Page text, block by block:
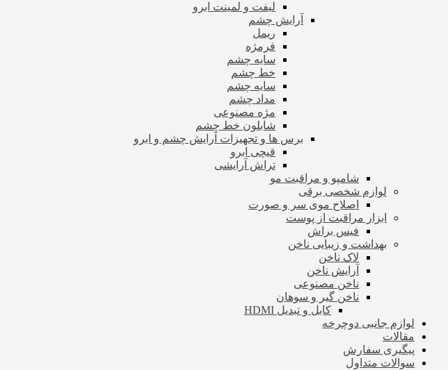
لیفت و لمینت ابرو
آرایش چشم
ریمل
فرمژه
سایه چشم
خط چشم
سایه چشم
مداد چشم
مژه مصنوعی
شابلون خط چشم
برس ها و تجهیزات آرایش چشم و ابرو
قیچی ابرو
تراش آرایشی
شامپو و مراقبت مو
لوازم شخصی برقی
اصلاح موی سر و صورت
ابزار مراقبت از پوست
فیس براش
بهداشت و زیبایی ناخن
لاک ناخن
آرایش ناخن
ناخن مصنوعی
ناخن گیر و سوهان
کابل و تبدیل HDMI
لوازم جانبی دوچرخه
مقالات
پیگیری سفارش
سوالات متداول